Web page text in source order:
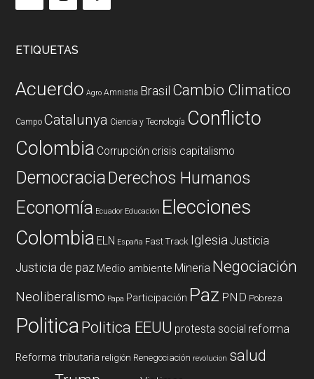
ETIQUETAS
Acuerdo Agro Amnistia Brasil Cambio Climatico
Campo Catalunya Ciencia y Tecnología Conflicto
Colombia Corrupción crisis capitalismo
DemocraciaDerechos Humanos
Economía Ecuador Educación Elecciones
Colombia ELN España Fast Track Iglesia Justicia
Justicia de paz Medio ambiente Mineria Negociación
Neoliberalismo Papa Participación Paz PND Pobreza
PoliticaPolitica EEUU protesta social reforma
Reforma tributaria religión Renegociación revolucion salud